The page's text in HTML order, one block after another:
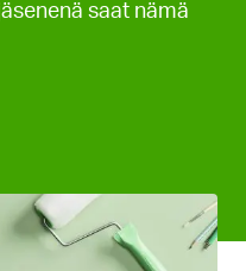
saat nämä